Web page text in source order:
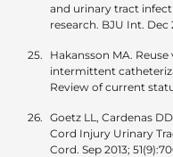
and urinary tract
research. BJU Int. Dec
Hakansson MA.
intermittent
Review of current
Goetz LL, Cardenas
Cord Injury Urinary
Cord. Sep 2013;